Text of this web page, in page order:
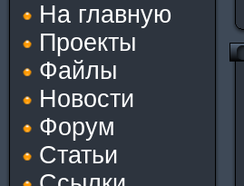
На главную
Проекты
Файлы
Новости
Форум
Статьи